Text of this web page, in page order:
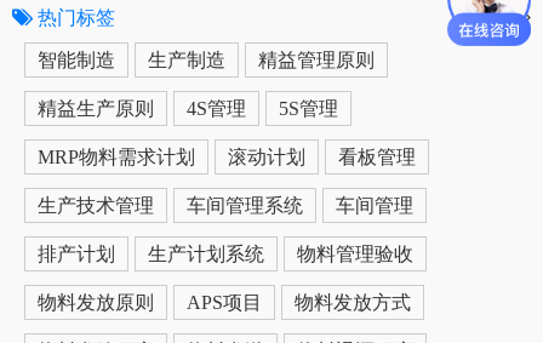
热门标签 更多
智能制造 生产制造 精益管理原则
精益生产原则 4S管理 5S管理
MRP物料需求计划 滚动计划 看板管理
生产技术管理 车间管理系统 车间管理
排产计划 生产计划系统 物料管理验收
物料发放原则 APS项目 物料发放方式